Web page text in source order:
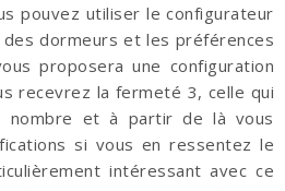
pouvez utiliser le configurateur
dormeurs et les préférences
proposera une configuration
recevrez la fermeté 3, celle qui
nombre et à partir de là vous
si vous en ressentez le
intéressant avec ce